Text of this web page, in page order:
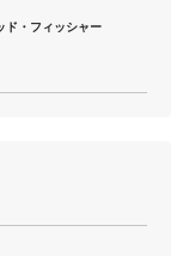
ド・フィッシャー